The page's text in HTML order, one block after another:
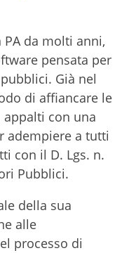
da molti anni,
pensata per
Già nel
di affiancare le
con una
adempiere a tutti
con il D. Lgs. n.
Pubblici.
della sua
alle
processo di